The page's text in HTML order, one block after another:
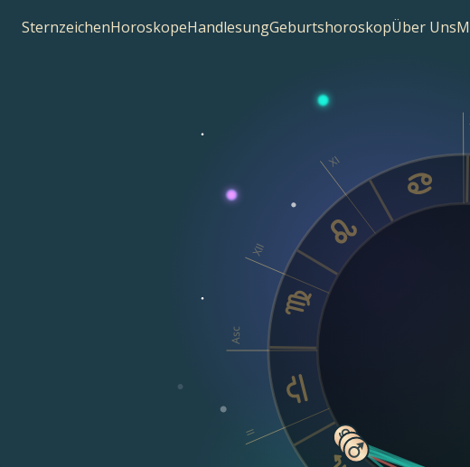
SternzeichenHoroskopeHandlesungGeburtshoroskopÜber Uns
Asc
II
XI
XII